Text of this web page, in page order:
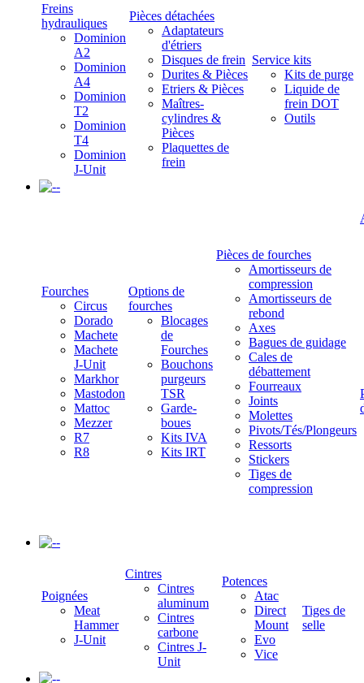
Freins
hydrauliques
Dominion
A2
Dominion
A4
Dominion
T2
Dominion
T4
Dominion
J-Unit
Pièces détachées
Adaptateurs
d'étriers
Disques de frein
Durites & Pièces
Etriers & Pièces
Maîtres-
cylindres &
Pièces
Plaquettes de
frein
Service kits
Kits de purge
Liquide de
frein DOT
Outils
-
Fourches
Circus
Dorado
Machete
Machete
J-Unit
Markhor
Mastodon
Mattoc
Mezzer
R7
R8
Options de
fourches
Blocages
de
Fourches
Bouchons
purgeurs
TSR
Garde-
boues
Kits IVA
Kits IRT
Pièces de fourches
Amortisseurs de
compression
Amortisseurs de
rebond
Axes
Bagues de guidage
Cales de
débattement
Fourreaux
Joints
Molettes
Pivots/Tés/Plongeurs
Ressorts
Stickers
Tiges de
compression
-
Poignées
Meat
Hammer
J-Unit
Cintres
Cintres
aluminum
Cintres
carbone
Cintres J-
Unit
Potences
Atac
Direct
Mount
Evo
Vice
Tiges de
selle
-